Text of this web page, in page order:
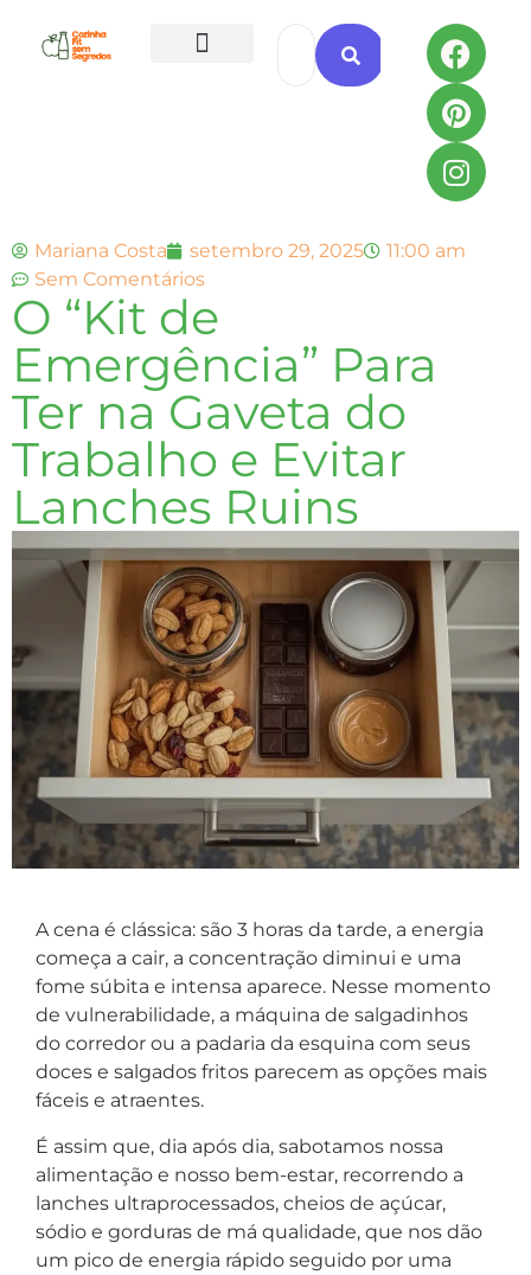
Mariana Costa setembro 29, 2025
11:00 am
Sem Comentários
O “Kit de
Emergência” Para
Ter na Gaveta do
Trabalho e Evitar
Lanches Ruins
A cena é clássica: são 3 horas da tarde, a energia
começa a cair, a concentração diminui e uma
fome súbita e intensa aparece. Nesse momento
de vulnerabilidade, a máquina de salgadinhos
do corredor ou a padaria da esquina com seus
doces e salgados fritos parecem as opções mais
fáceis e atraentes.
É assim que, dia após dia, sabotamos nossa
alimentação e nosso bem-estar, recorrendo a
lanches ultraprocessados, cheios de açúcar,
sódio e gorduras de má qualidade, que nos dão
um pico de energia rápido seguido por uma